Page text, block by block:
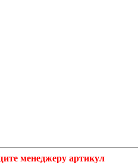
менеджеру артикул